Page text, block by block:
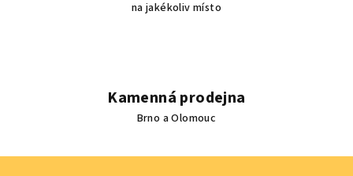
na jakékoliv místo
Kamenná prodejna
Brno a Olomouc